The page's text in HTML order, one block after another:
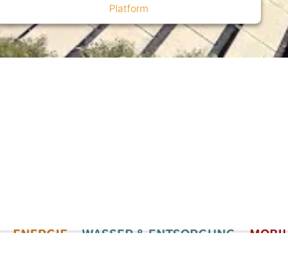
Platform
ENERGIE WASSER & ENTSORGUNG